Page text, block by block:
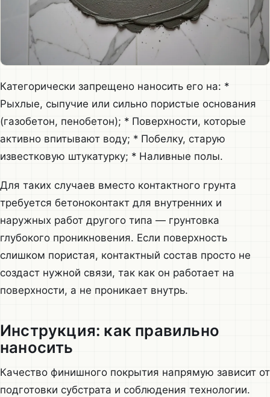
Категорически запрещено наносить его на: *
Рыхлые, сыпучие или сильно пористые основания
(газобетон, пенобетон); * Поверхности, которые
активно впитывают воду; * Побелку, старую
известковую штукатурку; * Наливные полы.
Для таких случаев вместо контактного грунта
требуется бетоноконтакт для внутренних и
наружных работ другого типа — грунтовка
глубокого проникновения. Если поверхность
слишком пористая, контактный состав просто не
создаст нужной связи, так как он работает на
поверхности, а не проникает внутрь.
Инструкция: как правильно
наносить
Качество финишного покрытия напрямую зависит от
подготовки субстрата и соблюдения технологии.